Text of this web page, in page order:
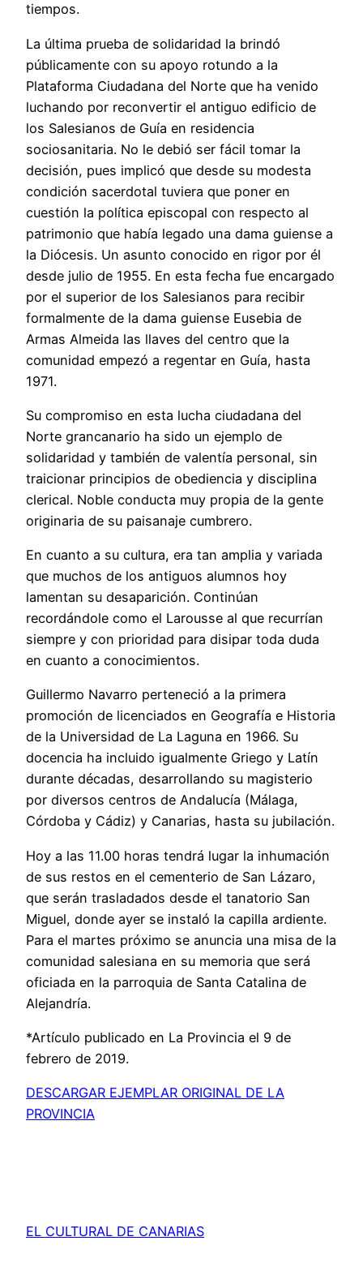
tiempos.
La última prueba de solidaridad la brindó
públicamente con su apoyo rotundo a la
Plataforma Ciudadana del Norte que ha venido
luchando por reconvertir el antiguo edificio de
los Salesianos de Guía en residencia
sociosanitaria. No le debió ser fácil tomar la
decisión, pues implicó que desde su modesta
condición sacerdotal tuviera que poner en
cuestión la política episcopal con respecto al
patrimonio que había legado una dama guiense a
la Diócesis. Un asunto conocido en rigor por él
desde julio de 1955. En esta fecha fue encargado
por el superior de los Salesianos para recibir
formalmente de la dama guiense Eusebia de
Armas Almeida las llaves del centro que la
comunidad empezó a regentar en Guía, hasta
1971.
Su compromiso en esta lucha ciudadana del
Norte grancanario ha sido un ejemplo de
solidaridad y también de valentía personal, sin
traicionar principios de obediencia y disciplina
clerical. Noble conducta muy propia de la gente
originaria de su paisanaje cumbrero.
En cuanto a su cultura, era tan amplia y variada
que muchos de los antiguos alumnos hoy
lamentan su desaparición. Continúan
recordándole como el Larousse al que recurrían
siempre y con prioridad para disipar toda duda
en cuanto a conocimientos.
Guillermo Navarro perteneció a la primera
promoción de licenciados en Geografía e Historia
de la Universidad de La Laguna en 1966. Su
docencia ha incluido igualmente Griego y Latín
durante décadas, desarrollando su magisterio
por diversos centros de Andalucía (Málaga,
Córdoba y Cádiz) y Canarias, hasta su jubilación.
Hoy a las 11.00 horas tendrá lugar la inhumación
de sus restos en el cementerio de San Lázaro,
que serán trasladados desde el tanatorio San
Miguel, donde ayer se instaló la capilla ardiente.
Para el martes próximo se anuncia una misa de la
comunidad salesiana en su memoria que será
oficiada en la parroquia de Santa Catalina de
Alejandría.
*Artículo publicado en La Provincia el 9 de
febrero de 2019.
DESCARGAR EJEMPLAR ORIGINAL DE LA
PROVINCIA
EL CULTURAL DE CANARIAS